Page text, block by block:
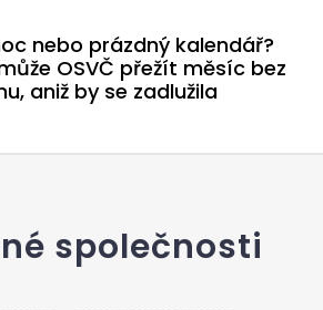
nebo prázdný kalendář?
OSVČ přežít měsíc bez
aniž by se zadlužila
společnosti